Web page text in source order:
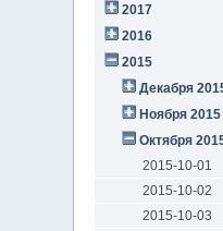
2017
2016
2015
Декабря
Ноября 2015
Октября
2015-10-01
2015-10-02
2015-10-03